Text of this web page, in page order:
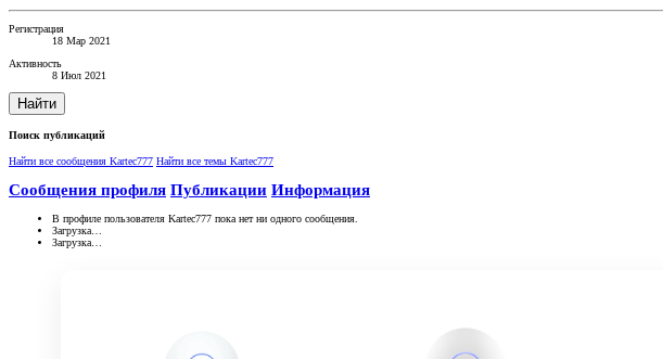
Регистрация
18 Мар 2021
Активность
8 Июл 2021
Найти
Поиск публикаций
Найти все сообщения Kartec777 Найти все темы Kartec777
Сообщения профиля Публикации Информация
В профиле пользователя Kartec777 пока нет ни одного сообщения.
Загрузка…
Загрузка…